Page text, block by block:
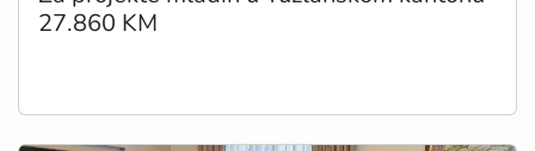
27.860 KM